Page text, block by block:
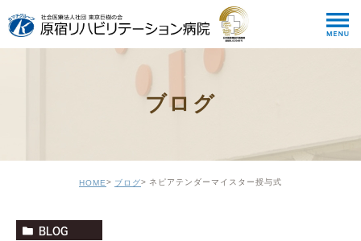
ブログ
HOME ブログ ネピアテンダーマイスター授与式
BLOG